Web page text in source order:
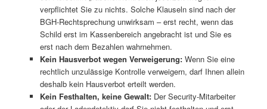
verpflichtet Sie zu nichts. Solche Klauseln sind nach der
BGH-Rechtsprechung unwirksam – erst recht, wenn das
Schild erst im Kassenbereich angebracht ist und Sie es
erst nach dem Bezahlen wahrnehmen.
Kein Hausverbot wegen Verweigerung:Wenn Sie eine
rechtlich unzulässige Kontrolle verweigern, darf Ihnen allein
deshalb kein Hausverbot erteilt werden.
Kein Festhalten, keine Gewalt:Der Security-Mitarbeiter